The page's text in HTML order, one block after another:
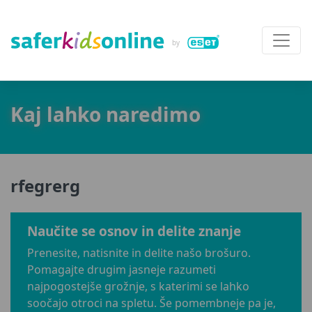
Kaj lahko naredimo
rfegrerg
Naučite se osnov in delite znanje
Prenesite, natisnite in delite našo brošuro.
Pomagajte drugim jasneje razumeti
najpogostejše grožnje, s katerimi se lahko
soočajo otroci na spletu. Še pomembneje pa je,